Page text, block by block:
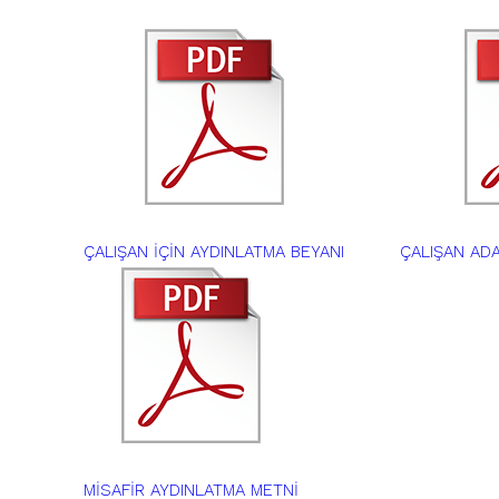
ÇALIŞAN İÇİN AYDINLATMA BEYANI ÇALIŞAN
MİSAFİR AYDINLATMA METNİ